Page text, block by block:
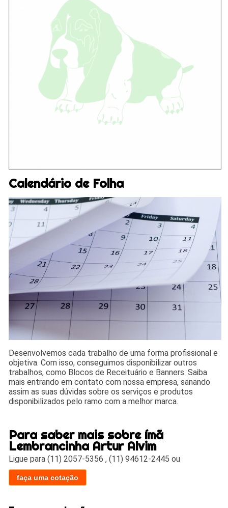
Calendário de Folha
Desenvolvemos cada trabalho de uma forma profissional e
objetiva. Com isso, conseguimos disponibilizar outros
trabalhos, como Blocos de Receituário e Banners. Saiba
mais entrando em contato com nossa empresa, sanando
assim as suas dúvidas sobre os serviços e produtos
disponibilizados pelo ramo com a melhor marca.
Para saber mais sobre ímã
Lembrancinha Artur Alvim
Ligue para(11) 2057-5356 ,(11) 94612-2445 ou
faça uma cotação